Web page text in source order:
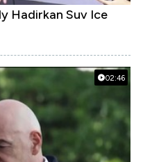
Hadirkan Suv Ice
02:46